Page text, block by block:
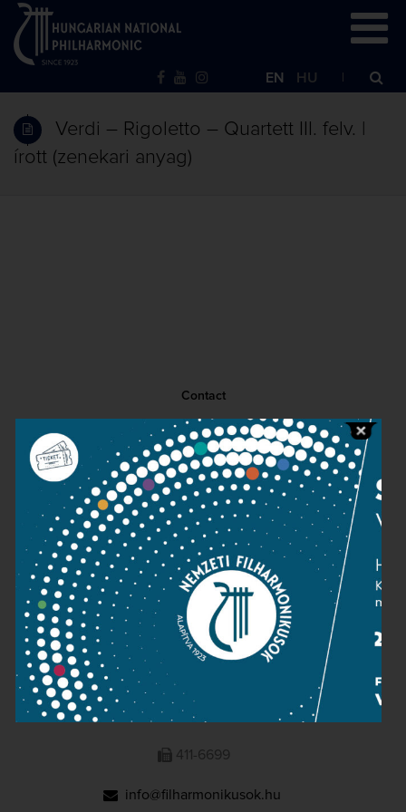
EN HU
Verdi – Rigoletto – Quartett III. felv. |
írott (zenekari anyag)
Contact
Public information
Press room
Terms and privacy
Imprint
NATIONAL PHILHARMONIC
1095 Budapest, Komor Marcell u. 1. (Müpa)
411-6600
411-6699
info@filharmonikusok.hu